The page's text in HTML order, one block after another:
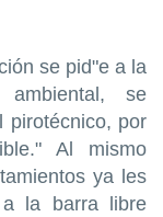
se pid"e a la
ambiental, se
pirotécnico, por
Al mismo
ya les
la barra libre